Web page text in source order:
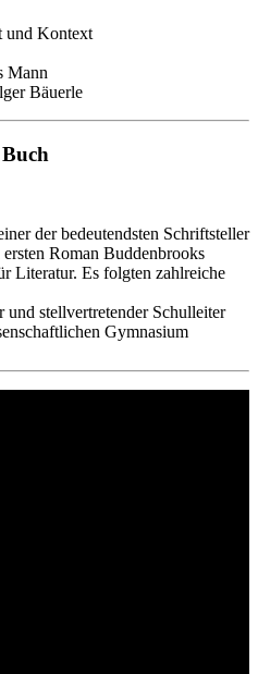
und Kontext
Mann
Bäuerle
der bedeutendsten Schriftsteller
Roman Buddenbrooks
Literatur. Es folgten zahlreiche
stellvertretender Schulleiter
Gymnasium